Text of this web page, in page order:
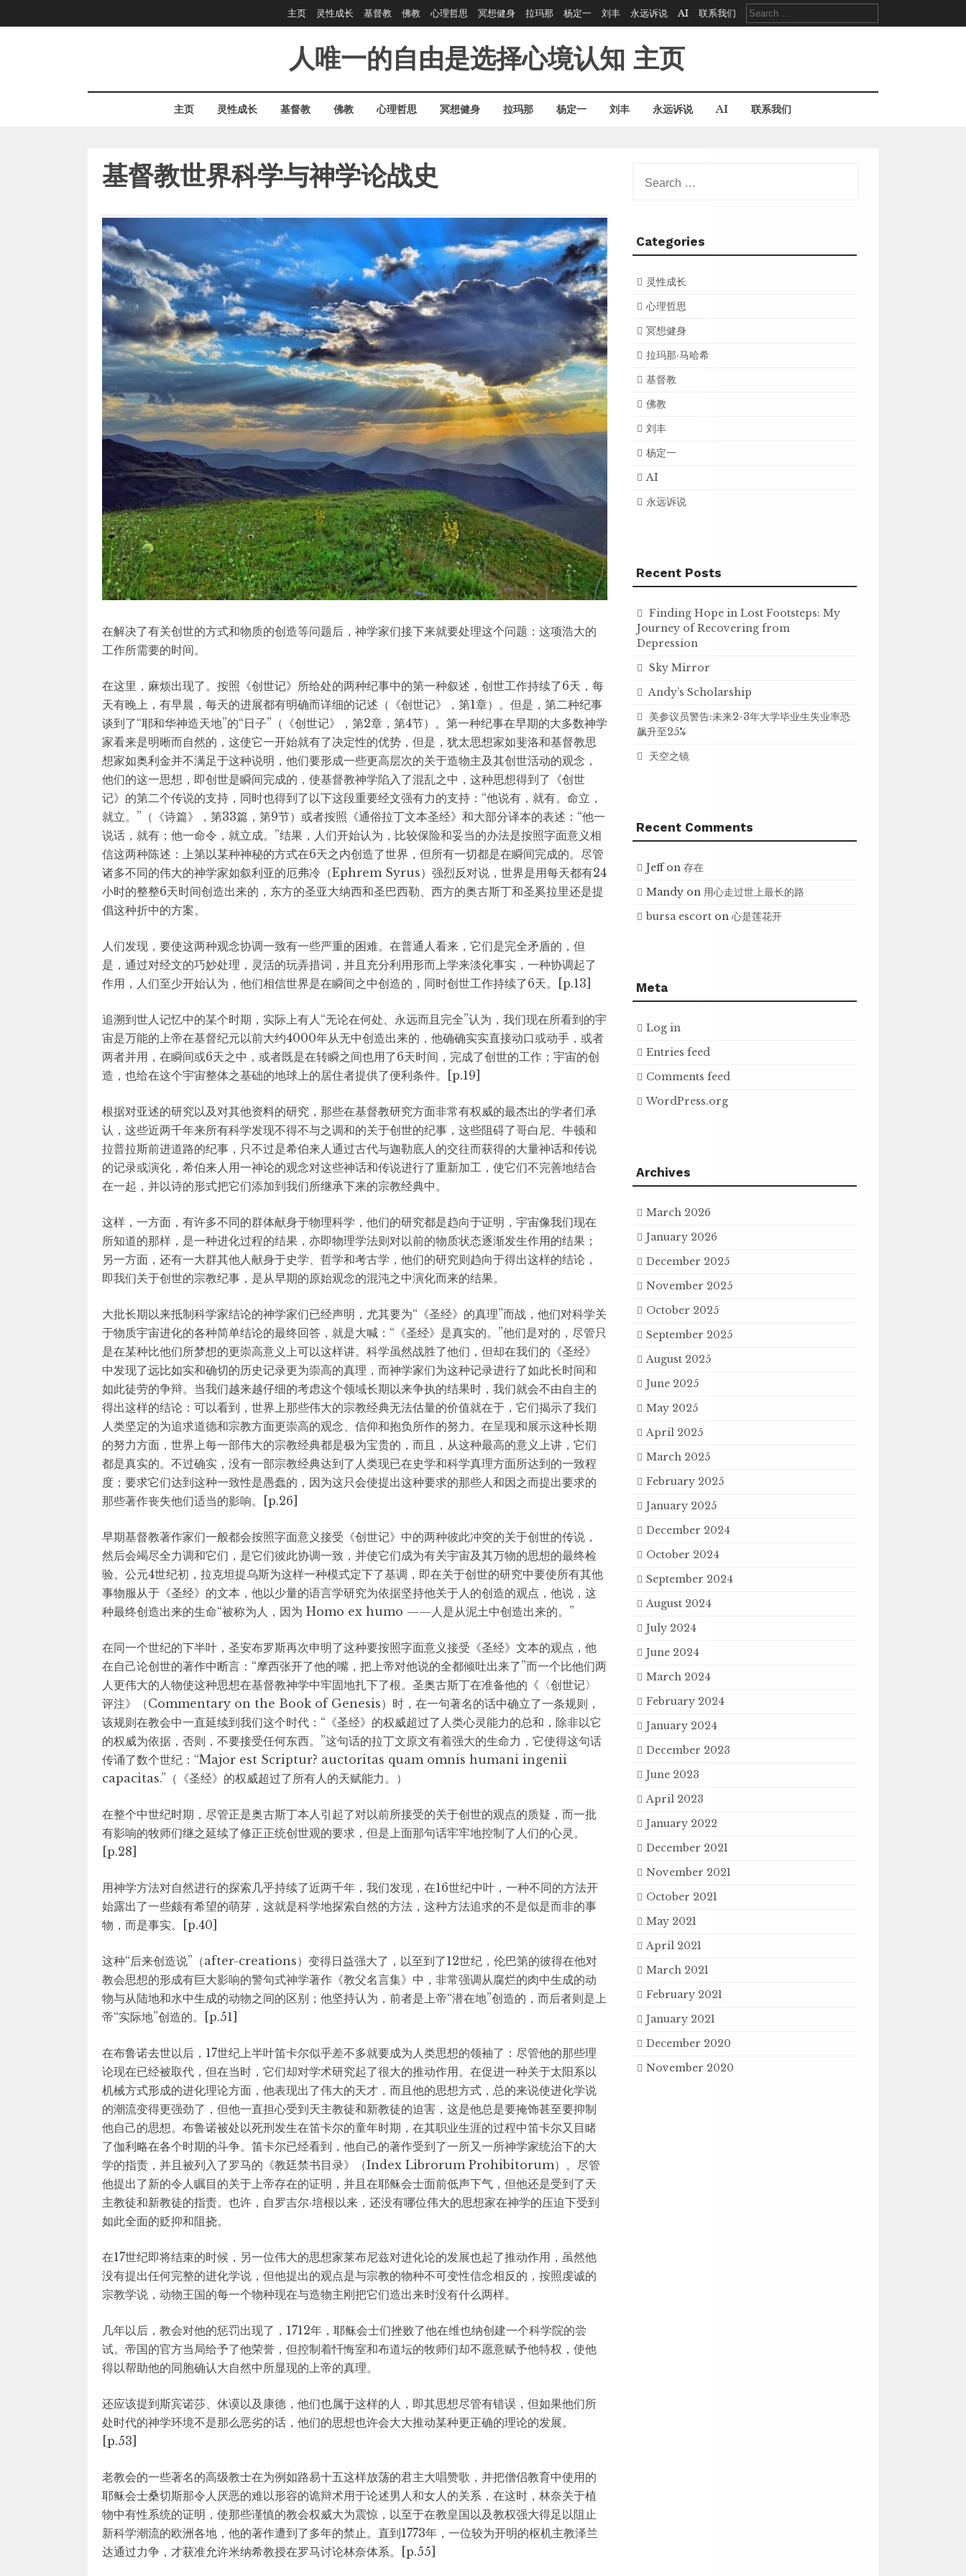
to
主页 灵性成长 基督教 佛教 心理哲思 冥想健身 拉玛那 杨定一 刘丰 永远诉说 AI 联系我们
Search
for:
人唯一的自由是选择心境认知 主页
主页 灵性成长 基督教 佛教 心理哲思 冥想健身 拉玛那 杨定一 刘丰 永远诉说 AI 联系我们
基督教世界科学与神学论战史
在解决了有关创世的方式和物质的创造等问题后，神学家们接下来就要处理这个问题：这项浩大的
工作所需要的时间。
在这里，麻烦出现了。按照《创世记》所给处的两种纪事中的第一种叙述，创世工作持续了6天，每
天有晚上，有早晨，每天的进展都有明确而详细的记述（《创世记》，第1章）。但是，第二种纪事
谈到了“耶和华神造天地”的“日子”（《创世记》，第2章，第4节）。第一种纪事在早期的大多数神学
家看来是明晰而自然的，这使它一开始就有了决定性的优势，但是，犹太思想家如斐洛和基督教思
想家如奥利金并不满足于这种说明，他们要形成一些更高层次的关于造物主及其创世活动的观念，
他们的这一思想，即创世是瞬间完成的，使基督教神学陷入了混乱之中，这种思想得到了《创世
记》的第二个传说的支持，同时也得到了以下这段重要经文强有力的支持：“他说有，就有。命立，
就立。”（《诗篇》，第33篇，第9节）或者按照《通俗拉丁文本圣经》和大部分译本的表述：“他一
说话，就有；他一命令，就立成。”结果，人们开始认为，比较保险和妥当的办法是按照字面意义相
信这两种陈述：上第以某种神秘的方式在6天之内创造了世界，但所有一切都是在瞬间完成的。尽管
诸多不同的伟大的神学家如叙利亚的厄弗冷（Ephrem Syrus）强烈反对说，世界是用每天都有24
小时的整整6天时间创造出来的，东方的圣亚大纳西和圣巴西勒、西方的奥古斯丁和圣奚拉里还是提
倡这种折中的方案。
人们发现，要使这两种观念协调一致有一些严重的困难。在普通人看来，它们是完全矛盾的，但
是，通过对经文的巧妙处理，灵活的玩弄措词，并且充分利用形而上学来淡化事实，一种协调起了
作用，人们至少开始认为，他们相信世界是在瞬间之中创造的，同时创世工作持续了6天。[p.13]
追溯到世人记忆中的某个时期，实际上有人“无论在何处、永远而且完全”认为，我们现在所看到的宇
宙是万能的上帝在基督纪元以前大约4000年从无中创造出来的，他确确实实直接动口或动手，或者
两者并用，在瞬间或6天之中，或者既是在转瞬之间也用了6天时间，完成了创世的工作；宇宙的创
造，也给在这个宇宙整体之基础的地球上的居住者提供了便利条件。[p.19]
根据对亚述的研究以及对其他资料的研究，那些在基督教研究方面非常有权威的最杰出的学者们承
认，这些近两千年来所有科学发现不得不与之调和的关于创世的纪事，这些阻碍了哥白尼、牛顿和
拉普拉斯前进道路的纪事，只不过是希伯来人通过古代与迦勒底人的交往而获得的大量神话和传说
的记录或演化，希伯来人用一神论的观念对这些神话和传说进行了重新加工，使它们不完善地结合
在一起，并以诗的形式把它们添加到我们所继承下来的宗教经典中。
这样，一方面，有许多不同的群体献身于物理科学，他们的研究都是趋向于证明，宇宙像我们现在
所知道的那样，是一种进化过程的结果，亦即物理学法则对以前的物质状态逐渐发生作用的结果；
另一方面，还有一大群其他人献身于史学、哲学和考古学，他们的研究则趋向于得出这样的结论，
即我们关于创世的宗教纪事，是从早期的原始观念的混沌之中演化而来的结果。
大批长期以来抵制科学家结论的神学家们已经声明，尤其要为“《圣经》的真理”而战，他们对科学关
于物质宇宙进化的各种简单结论的最终回答，就是大喊：“《圣经》是真实的。”他们是对的，尽管只
是在某种比他们所梦想的更崇高意义上可以这样讲。科学虽然战胜了他们，但却在我们的《圣经》
中发现了远比如实和确切的历史记录更为崇高的真理，而神学家们为这种记录进行了如此长时间和
如此徒劳的争辩。当我们越来越仔细的考虑这个领域长期以来争执的结果时，我们就会不由自主的
得出这样的结论：可以看到，世界上那些伟大的宗教经典无法估量的价值就在于，它们揭示了我们
人类坚定的为追求道德和宗教方面更崇高的观念、信仰和抱负所作的努力。在呈现和展示这种长期
的努力方面，世界上每一部伟大的宗教经典都是极为宝贵的，而且，从这种最高的意义上讲，它们
都是真实的。不过确实，没有一部宗教经典达到了人类现已在史学和科学真理方面所达到的一致程
度；要求它们达到这种一致性是愚蠢的，因为这只会使提出这种要求的那些人和因之而提出要求的
那些著作丧失他们适当的影响。[p.26]
早期基督教著作家们一般都会按照字面意义接受《创世记》中的两种彼此冲突的关于创世的传说，
然后会竭尽全力调和它们，是它们彼此协调一致，并使它们成为有关宇宙及其万物的思想的最终检
验。公元4世纪初，拉克坦提乌斯为这样一种模式定下了基调，即在关于创世的研究中要使所有其他
事物服从于《圣经》的文本，他以少量的语言学研究为依据坚持他关于人的创造的观点，他说，这
种最终创造出来的生命“被称为人，因为 Homo ex humo ——人是从泥土中创造出来的。”
在同一个世纪的下半叶，圣安布罗斯再次申明了这种要按照字面意义接受《圣经》文本的观点，他
在自己论创世的著作中断言：“摩西张开了他的嘴，把上帝对他说的全都倾吐出来了”而一个比他们两
人更伟大的人物使这种思想在基督教神学中牢固地扎下了根。圣奥古斯丁在准备他的《〈创世记〉
评注》（Commentary on the Book of Genesis）时，在一句著名的话中确立了一条规则，
该规则在教会中一直延续到我们这个时代：“《圣经》的权威超过了人类心灵能力的总和，除非以它
的权威为依据，否则，不要接受任何东西。”这句话的拉丁文原文有着强大的生命力，它使得这句话
传诵了数个世纪：“Major est Scriptur? auctoritas quam omnis humani ingenii
capacitas.”（《圣经》的权威超过了所有人的天赋能力。）
在整个中世纪时期，尽管正是奥古斯丁本人引起了对以前所接受的关于创世的观点的质疑，而一批
有影响的牧师们继之延续了修正正统创世观的要求，但是上面那句话牢牢地控制了人们的心灵。
[p.28]
用神学方法对自然进行的探索几乎持续了近两千年，我们发现，在16世纪中叶，一种不同的方法开
始露出了一些颇有希望的萌芽，这就是科学地探索自然的方法，这种方法追求的不是似是而非的事
物，而是事实。[p.40]
这种“后来创造说”（after-creations）变得日益强大了，以至到了12世纪，伦巴第的彼得在他对
教会思想的形成有巨大影响的警句式神学著作《教父名言集》中，非常强调从腐烂的肉中生成的动
物与从陆地和水中生成的动物之间的区别；他坚持认为，前者是上帝“潜在地”创造的，而后者则是上
帝“实际地”创造的。[p.51]
在布鲁诺去世以后，17世纪上半叶笛卡尔似乎差不多就要成为人类思想的领袖了：尽管他的那些理
论现在已经被取代，但在当时，它们却对学术研究起了很大的推动作用。在促进一种关于太阳系以
机械方式形成的进化理论方面，他表现出了伟大的天才，而且他的思想方式，总的来说使进化学说
的潮流变得更强劲了，但他一直担心受到天主教徒和新教徒的迫害，这是他总是要掩饰甚至要抑制
他自己的思想。布鲁诺被处以死刑发生在笛卡尔的童年时期，在其职业生涯的过程中笛卡尔又目睹
了伽利略在各个时期的斗争。笛卡尔已经看到，他自己的著作受到了一所又一所神学家统治下的大
学的指责，并且被列入了罗马的《教廷禁书目录》（Index Librorum Prohibitorum）。尽管
他提出了新的令人瞩目的关于上帝存在的证明，并且在耶稣会士面前低声下气，但他还是受到了天
主教徒和新教徒的指责。也许，自罗吉尔·培根以来，还没有哪位伟大的思想家在神学的压迫下受到
如此全面的贬抑和阻挠。
在17世纪即将结束的时候，另一位伟大的思想家莱布尼兹对进化论的发展也起了推动作用，虽然他
没有提出任何完整的进化学说，但他提出的观点是与宗教的物种不可变性信念相反的，按照虔诚的
宗教学说，动物王国的每一个物种现在与造物主刚把它们造出来时没有什么两样。
几年以后，教会对他的惩罚出现了，1712年，耶稣会士们挫败了他在维也纳创建一个科学院的尝
试。帝国的官方当局给予了他荣誉，但控制着忏悔室和布道坛的牧师们却不愿意赋予他特权，使他
得以帮助他的同胞确认大自然中所显现的上帝的真理。
还应该提到斯宾诺莎、休谟以及康德，他们也属于这样的人，即其思想尽管有错误，但如果他们所
处时代的神学环境不是那么恶劣的话，他们的思想也许会大大推动某种更正确的理论的发展。
[p.53]
老教会的一些著名的高级教士在为例如路易十五这样放荡的君主大唱赞歌，并把僧侣教育中使用的
耶稣会士桑切斯那令人厌恶的难以形容的诡辩术用于论述男人和女人的关系，在这时，林奈关于植
物中有性系统的证明，使那些谨慎的教会权威大为震惊，以至于在教皇国以及教权强大得足以阻止
新科学潮流的欧洲各地，他的著作遭到了多年的禁止。直到1773年，一位较为开明的枢机主教泽兰
达通过力争，才获准允许米纳希教授在罗马讨论林奈体系。[p.55]
for:
Categories
灵性成长
心理哲思
冥想健身
拉玛那·马哈希
基督教
佛教
刘丰
杨定一
AI
永远诉说
Recent Posts
Finding Hope in Lost Footsteps: My
Journey of Recovering from
Depression
Sky Mirror
Andy’s Scholarship
美参议员警告:未来2-3年大学毕业生失业率恐
飙升至25%
天空之镜
Recent Comments
Jeffon存在
Mandy on 用心走过世上最长的路
bursa escort on心是莲花开
Meta
Log in
Entries feed
Comments feed
WordPress.org
Archives
March 2026
January 2026
December 2025
November 2025
October 2025
September 2025
August 2025
June 2025
May 2025
April 2025
March 2025
February 2025
January 2025
December 2024
October 2024
September 2024
August 2024
July 2024
June 2024
March 2024
February 2024
January 2024
December 2023
June 2023
April 2023
January 2022
December 2021
November 2021
October 2021
May 2021
April 2021
March 2021
February 2021
January 2021
December 2020
November 2020